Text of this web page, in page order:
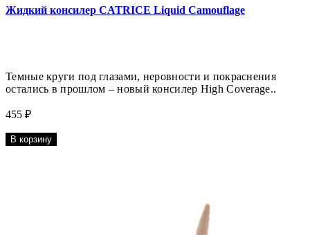
Жидкий консилер CATRICE Liquid Camouflage
Темные круги под глазами, неровности и покраснения
остались в прошлом – новый консилер High Coverage..
455 ₽
В корзину